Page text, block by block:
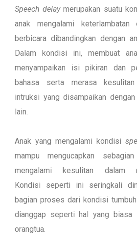
Speech delaymerupakan suatu
anak mengalami keterlambatan
berbicara dibandingkan dengan
Dalam kondisi ini, membuat
menyampaikan isi pikiran dan
bahasa serta merasa
intruksi yang disampaikan
lain.
Anak yang mengalami kondisi
mampu mengucapkan
mengalami kesulitan dalam
Kondisi seperti ini seringkali
bagian proses dari kondisi
dianggap seperti hal yang biasa
orangtua.